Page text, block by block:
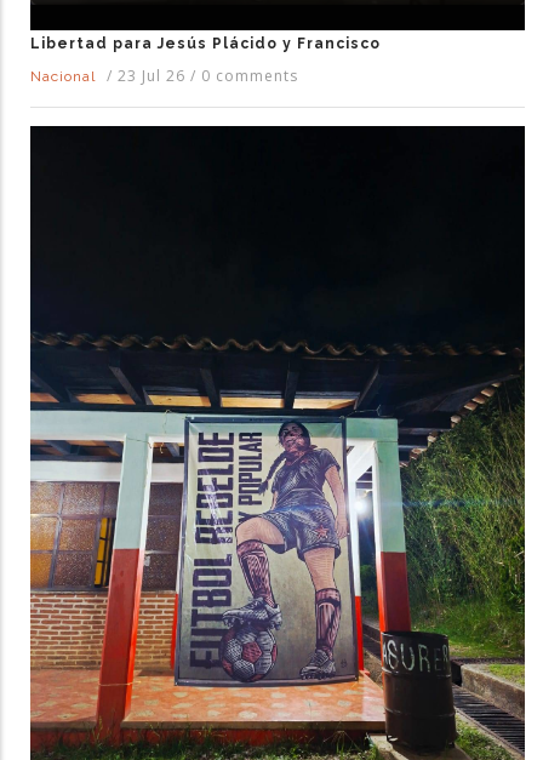
Libertad para Jesús Plácido y Francisco
Nacional
/ 23 Jul 26 / 0 comments